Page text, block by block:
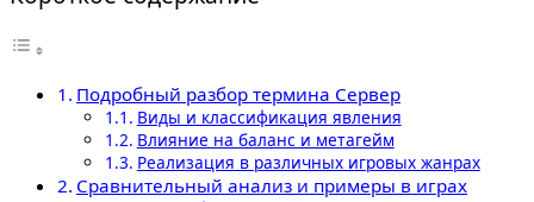
Подробный разбор термина Сервер
Виды и классификация явления
Влияние на баланс и метагейм
Реализация в различных игровых жанрах
Сравнительный анализ и примеры в играх